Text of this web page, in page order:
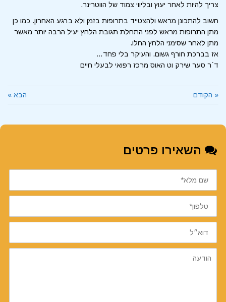
צריך להיות לאחר יעוץ ובליווי צמוד של הווטרינר.
חשוב להתכונן מראש ולהצטייד בתרופות בזמן ולא ברגע האחרון. כמו כן
מתן התרופות מראש לפני התחלת תגובת הלחץ יעיל הרבה יותר מאשר
מתן לאחר שסימני הלחץ החלו.
אז בברכת חורף גשום. והעיקר בלי פחד…
ד`ר סער שירק וט האוס מרכז רפואי לבעלי חיים
« הקודם הבא »
השאירו פרטים
שם
מלא
טלפון
דוא״ל
הודעה